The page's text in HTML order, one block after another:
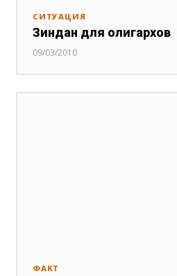
СИТУАЦИЯ
Зиндан для олигархов
09/03/2010
ФАКТ